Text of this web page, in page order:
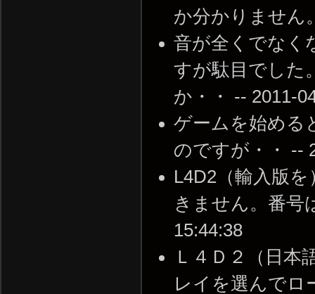
か分かりません
音が全くでなく
すが駄目でした
か・・ -- 2011-
ゲームを始める
のですが・・ --
L4D2（輸入版
きません。番号
15:44:38
Ｌ４Ｄ２（日本
レイを選んでロ